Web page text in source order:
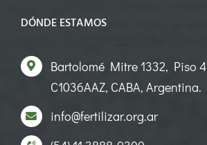
DÓNDE ESTAMOS
Bartolomé Mitre 1332, Piso 4
C1036AAZ, CABA, Argentina.
info@fertilizar.org.ar